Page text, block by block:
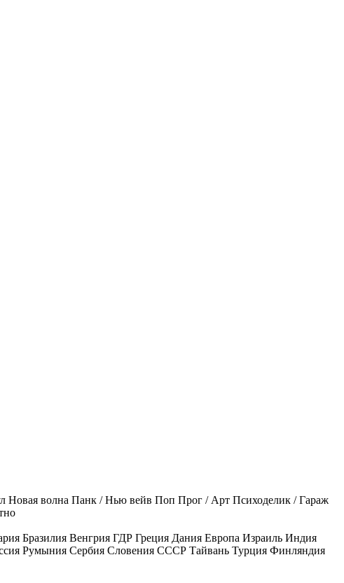
Новая волна Панк / Нью вейв Поп Прог / Арт Психоделик / Гараж
Бразилия Венгрия ГДР Греция Дания Европа Израиль Индия
Румыния Сербия Словения СССР Тайвань Турция Финляндия